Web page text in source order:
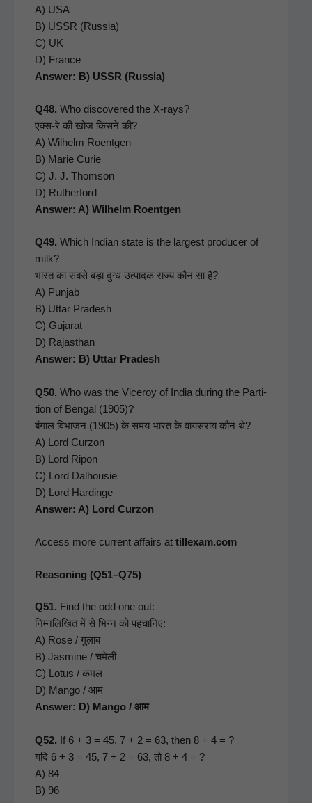
A) USA
B) USSR (Rus­sia)
C) UK
D) France
Answer: B) USSR (Rus­sia)
Q48. Who dis­cov­ered the X‑rays?
एक्स‑रे की खोज किसने की?
A) Wil­helm Roent­gen
B) Marie Curie
C) J. J. Thom­son
D) Ruther­ford
Answer: A) Wil­helm Roentgen
Q49. Which Indi­an state is the largest pro­duc­er of
milk?
भारत का सबसे बड़ा दुग्ध उत्पादक राज्य कौन सा है?
A) Pun­jab
B) Uttar Pradesh
C) Gujarat
D) Rajasthan
Answer: B) Uttar Pradesh
Q50. Who was the Viceroy of India dur­ing the Par­ti­
tion of Ben­gal (1905)?
बंगाल विभाजन (1905) के समय भारत के वायसराय कौन थे?
A) Lord Cur­zon
B) Lord Ripon
C) Lord Dal­housie
D) Lord Hardinge
Answer: A) Lord Curzon
Access more cur­rent affairs at tillexam.com
Reasoning (Q51–Q75)
Q51. Find the odd one out:
निम्नलिखित में से भिन्न को पहचानिए:
A) Rose / गुलाब
B) Jas­mine / चमेली
C) Lotus / कमल
D) Man­go / आम
Answer: D) Man­go / आम
Q52. If 6 + 3 = 45, 7 + 2 = 63, then 8 + 4 = ?
यदि 6 + 3 = 45, 7 + 2 = 63, तो 8 + 4 = ?
A) 84
B) 96